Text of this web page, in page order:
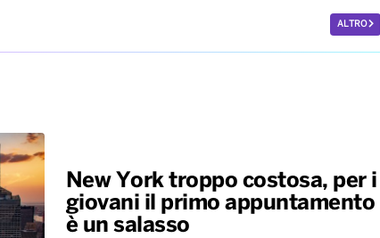
ALTRO
New York troppo costosa, per i
giovani il primo appuntamento
è un salasso